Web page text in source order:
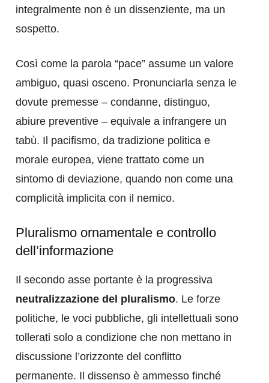
integralmente non è un dissenziente, ma un
sospetto.
Così come la parola “pace” assume un valore
ambiguo, quasi osceno. Pronunciarla senza le
dovute premesse – condanne, distinguo,
abiure preventive – equivale a infrangere un
tabù. Il pacifismo, da tradizione politica e
morale europea, viene trattato come un
sintomo di deviazione, quando non come una
complicità implicita con il nemico.
Pluralismo ornamentale e controllo
dell’informazione
Il secondo asse portante è la progressiva
neutralizzazione del pluralismo. Le forze
politiche, le voci pubbliche, gli intellettuali sono
tollerati solo a condizione che non mettano in
discussione l’orizzonte del conflitto
permanente. Il dissenso è ammesso finché